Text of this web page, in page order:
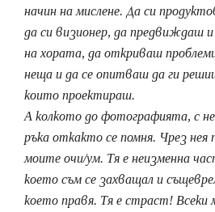
начин на мислене. Да си
да си визионер, да предвиждаш
на хората, да откриваш
неща и да се опитваш да ги
които проектираш.
А колкото до фотографията, с
ръка откакто се помня. Чрез нея
моите очи/ум. Тя е неизменна
което съм се захващал и
което правя. Тя е страст! Всеки